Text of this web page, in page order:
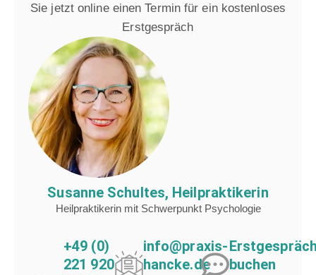
Sie jetzt online einen Termin für ein kostenloses
Erstgespräch
Susanne Schultes, Heilpraktikerin
Heilpraktikerin mit Schwerpunkt Psychologie
+49 (0)
221 920
info@praxis-
hancke.de
buchen